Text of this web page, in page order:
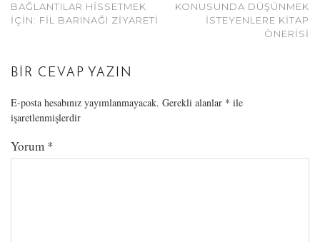
BAĞLANTILAR HISSETMEK
İÇIN: FIL BARINAĞI ZIYARETI
KONUSUNDA DÜŞÜNMEK
İSTEYENLERE KITAP
ÖNERISI
BIR CEVAP YAZIN
E-posta hesabınız yayımlanmayacak. Gerekli alanlar * ile
işaretlenmişlerdir
Yorum *